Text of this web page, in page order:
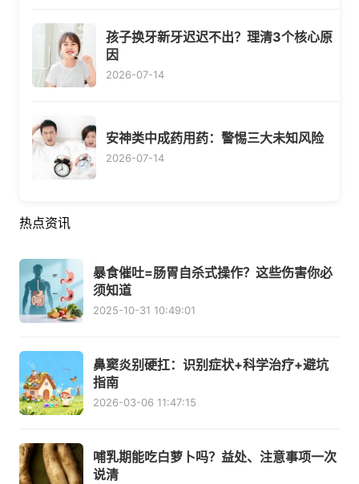
孩子换牙新牙迟迟不出？理清3个核心原
因
2026-07-14
安神类中成药用药：警惕三大未知风险
2026-07-14
热点资讯
暴食催吐=肠胃自杀式操作？这些伤害你必
须知道
2025-10-31 10:49:01
鼻窦炎别硬扛：识别症状+科学治疗+避坑
指南
2026-03-06 11:47:15
哺乳期能吃白萝卜吗？益处、注意事项一次
说清